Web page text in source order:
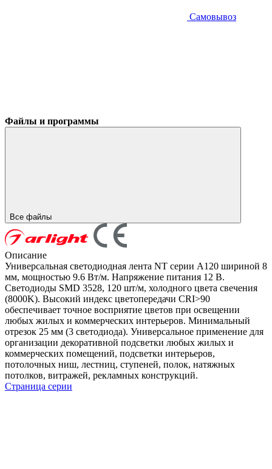
Самовывоз
Файлы и программы
Все файлы
Описание
Универсальная светодиодная лента NT серии A120 шириной 8
мм, мощностью 9.6 Вт/м. Напряжение питания 12 В.
Светодиоды SMD 3528, 120 шт/м, холодного цвета свечения
(8000K). Высокий индекс цветопередачи CRI>90
обеспечивает точное восприятие цветов при освещении
любых жилых и коммерческих интерьеров. Минимальный
отрезок 25 мм (3 светодиода). Универсальное применение для
организации декоративной подсветки любых жилых и
коммерческих помещений, подсветки интерьеров,
потолочных ниш, лестниц, ступеней, полок, натяжных
потолков, витражей, рекламных конструкций.
Страница серии